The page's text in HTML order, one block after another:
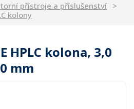
přístroje a příslušenství
kolony
HPLC kolona, 3,0
mm